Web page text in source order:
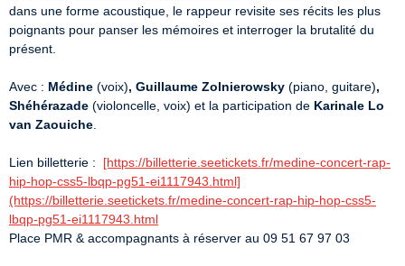
dans une forme acoustique, le rappeur revisite ses récits les plus
poignants pour panser les mémoires et interroger la brutalité du
présent.
Avec : Médine (voix), Guillaume Zolnierowsky (piano, guitare),
Shéhérazade (violoncelle, voix) et la participation de Karinale Lo
van Zaouiche
Lien billetterie : [https://billetterie.seetickets.fr/medine-concert-rap-
hip-hop-css5-lbqp-pg51-ei1117943.html]
(https://billetterie.seetickets.fr/medine-concert-rap-hip-hop-css5-
lbqp-pg51-ei1117943.html
Place PMR & accompagnants à réserver au 09 51 67 97 03